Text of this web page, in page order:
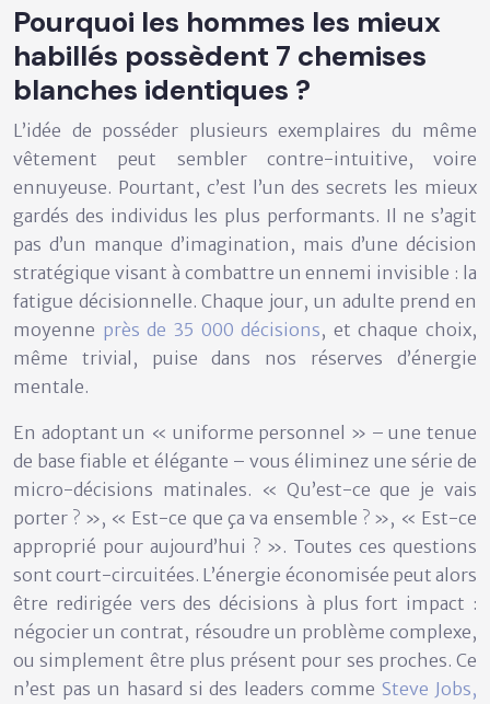
Pourquoi les hommes les mieux
habillés possèdent 7 chemises
blanches identiques ?
L’idée de posséder plusieurs exemplaires du même
vêtement peut sembler contre-intuitive, voire
ennuyeuse. Pourtant, c’est l’un des secrets les mieux
gardés des individus les plus performants. Il ne s’agit
pas d’un manque d’imagination, mais d’une décision
stratégique visant à combattre un ennemi invisible : la
fatigue décisionnelle. Chaque jour, un adulte prend en
moyenne près de 35 000 décisions, et chaque choix,
même trivial, puise dans nos réserves d’énergie
mentale.
En adoptant un « uniforme personnel » – une tenue
de base fiable et élégante – vous éliminez une série de
micro-décisions matinales. « Qu’est-ce que je vais
porter ? », « Est-ce que ça va ensemble ? », « Est-ce
approprié pour aujourd’hui ? ». Toutes ces questions
sont court-circuitées. L’énergie économisée peut alors
être redirigée vers des décisions à plus fort impact :
négocier un contrat, résoudre un problème complexe,
ou simplement être plus présent pour ses proches. Ce
n’est pas un hasard si des leaders comme Steve Jobs,